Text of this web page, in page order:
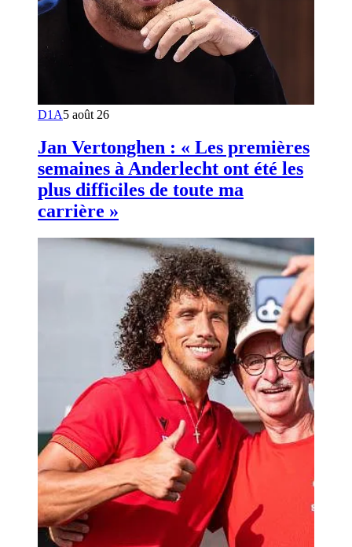
D1A5 août 26
Jan Vertonghen : « Les premières
semaines à Anderlecht ont été les
plus difficiles de toute ma
carrière »